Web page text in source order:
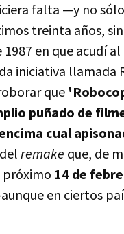
falta —y no
treinta años,
1987 en que acudí
iniciativa llamada
que
puñado de
cual
remake que, de
próximo 14 de
en ciertos